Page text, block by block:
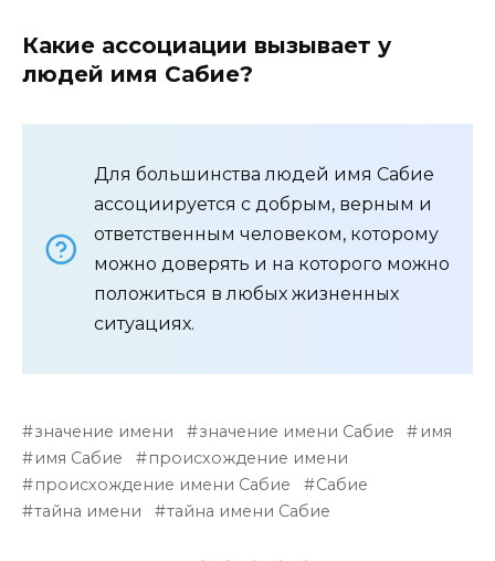
Какие ассоциации вызывает у
людей имя Сабие?
Для большинства людей имя Сабие
ассоциируется с добрым, верным и
ответственным человеком, которому
можно доверять и на которого можно
положиться в любых жизненных
ситуациях.
значение имени значение имени Сабие
имя
имя Сабие
происхождение имени
происхождение имени Сабие
Сабие
тайна имени
тайна имени Сабие